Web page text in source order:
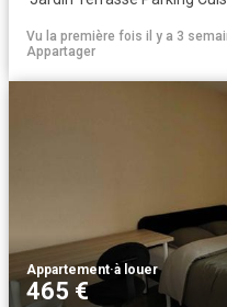
Vu la première fois il y a 3
Appartager
Appartement·à louer
465 €